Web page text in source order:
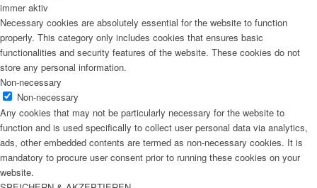
immer aktiv
Necessary cookies are absolutely essential for the website to function
properly. This category only includes cookies that ensures basic
functionalities and security features of the website. These cookies do not
store any personal information.
Non-necessary
Non-necessary
Any cookies that may not be particularly necessary for the website to
function and is used specifically to collect user personal data via analytics,
ads, other embedded contents are termed as non-necessary cookies. It is
mandatory to procure user consent prior to running these cookies on your
website.